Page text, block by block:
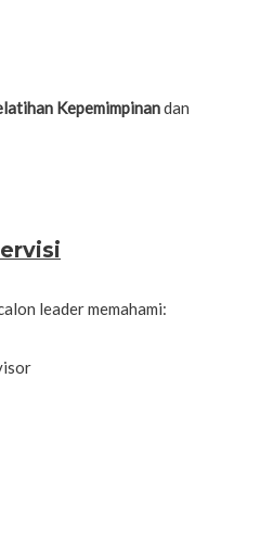
Kepemimpinandan
leader memahami: